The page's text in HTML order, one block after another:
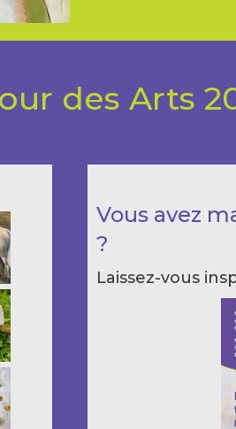
des Arts
Vous avez
?
Laissez-vous